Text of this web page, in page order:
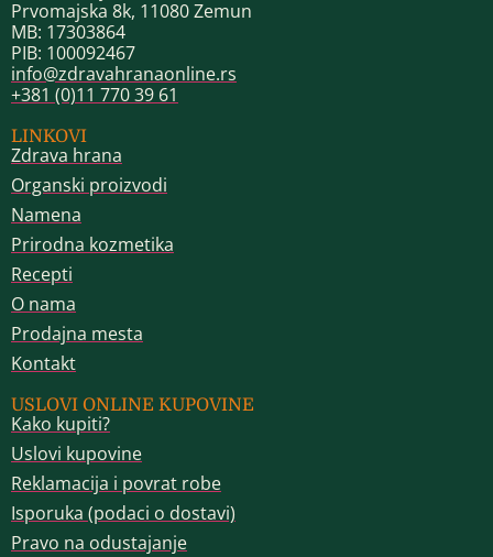
Prvomajska 8k, 11080 Zemun
MB: 17303864
PIB: 100092467
info@zdravahranaonline.rs
+381 (0)11 770 39 61
LINKOVI
Zdrava hrana
Organski proizvodi
Namena
Prirodna kozmetika
Recepti
O nama
Prodajna mesta
Kontakt
USLOVI ONLINE KUPOVINE
Kako kupiti?
Uslovi kupovine
Reklamacija i povrat robe
Isporuka (podaci o dostavi)
Pravo na odustajanje